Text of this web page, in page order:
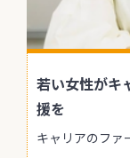
若い女性がキ
援を
キャリアのファ